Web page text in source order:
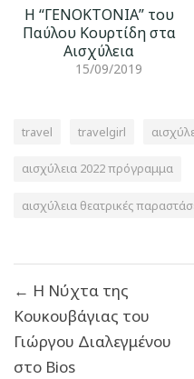
Η “ΓΕΝΟΚΤΟΝΙΑ” του
Παύλου Κουρτίδη στα
Αισχύλεια
15/09/2019
travel travelgirl
αισχύλεια 2022 πρόγραμμα
αισχύλεια θεατρικές
άρθρων
← Η Νύχτα της
Κουκουβάγιας του
Γιώργου Διαλεγμένου
στο Bios